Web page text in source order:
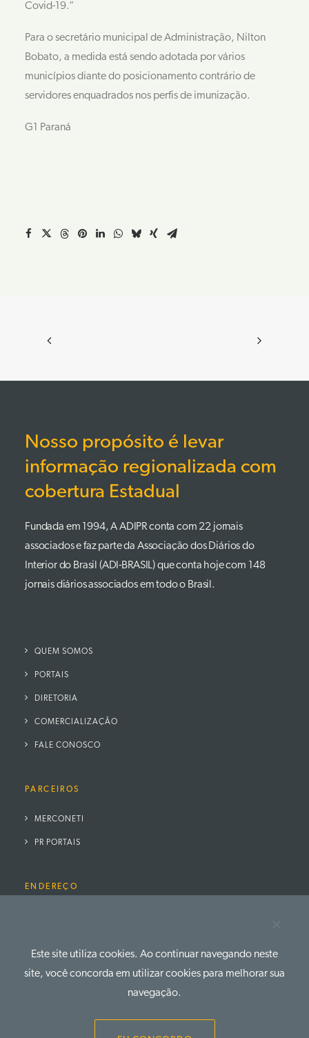
Covid-19.”
Para o secretário municipal de Administração, Nilton
Bobato, a medida está sendo adotada por vários
municípios diante do posicionamento contrário de
servidores enquadrados nos perfis de imunização.
G1 Paraná
Nosso propósito é levar
informação regionalizada com
cobertura Estadual
Fundada em 1994, A ADIPR conta com 22 jornais
associados e faz parte da Associação dos Diários do
Interior do Brasil (ADI-BRASIL) que conta hoje com 148
jornais diários associados em todo o Brasil.
QUEM SOMOS
PORTAIS
DIRETORIA
COMERCIALIZAÇÃO
FALE CONOSCO
PARCEIROS
MERCONETI
PR PORTAIS
ENDEREÇO
Fone: 41 3079.4666
Este site utiliza cookies. Ao continuar navegando neste
site, você concorda em utilizar cookies para melhorar sua
navegação.